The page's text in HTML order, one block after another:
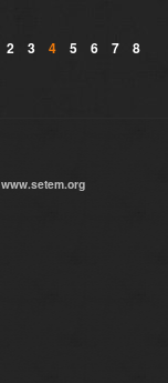
2 3 4 5 6 7 8
www.setem.org